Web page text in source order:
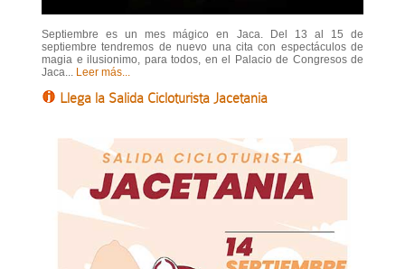
Septiembre es un mes mágico en Jaca. Del 13 al 15 de
septiembre tendremos de nuevo una cita con espectáculos de
magia e ilusionimo, para todos, en el Palacio de Congresos de
Jaca... Leer más...
Llega la Salida Cicloturista Jacetania